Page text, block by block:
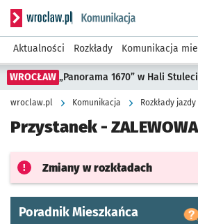
Serwis informacyjny wroclaw.pl
Aktualności Rozkłady Komunikacja
WROCŁAW „Panorama 1670” w Hali
wroclaw.pl Komunikacja Rozkłady jazdy
Przystanek - ZALEWOWA
Zmiany w rozkładach
Poradnik Mieszkańca